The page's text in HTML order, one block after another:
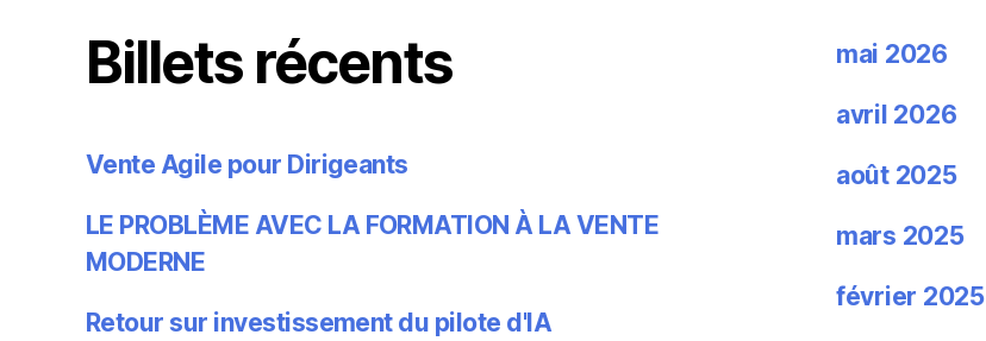
Billets récents
Vente Agile pour Dirigeants
LE PROBLÈME AVEC LA FORMATION À LA VENTE
MODERNE
Retour sur investissement du pilote d'IA
mai 2026
avril 2026
août 2025
mars 2025
février 2025